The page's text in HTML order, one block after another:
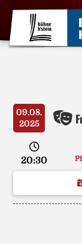
09.08.
2025
20:30